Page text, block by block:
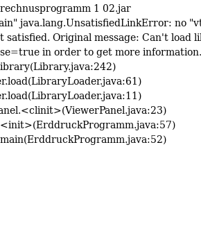
1 02.jar
java.lang.UnsatisfiedLinkError: no
satisfied. Original message: Can't
in order to get more information.